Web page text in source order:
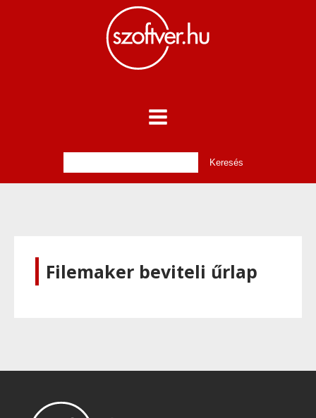
Filemaker beviteli űrlap